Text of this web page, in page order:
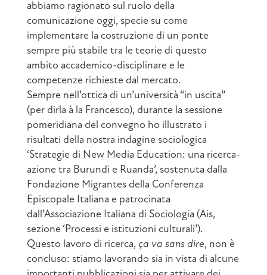
abbiamo ragionato sul ruolo della
comunicazione oggi, specie su come
implementare la costruzione di un ponte
sempre più stabile tra le teorie di questo
ambito accademico-disciplinare e le
competenze richieste dal mercato.
Sempre nell’ottica di un’università “in uscita”
(per dirla à la Francesco), durante la sessione
pomeridiana del convegno ho illustrato i
risultati della nostra indagine sociologica
‘Strategie di New Media Education: una ricerca-
azione tra Burundi e Ruanda’, sostenuta dalla
Fondazione Migrantes della Conferenza
Episcopale Italiana e patrocinata
dall’Associazione Italiana di Sociologia (Ais,
sezione ‘Processi e istituzioni culturali’).
Questo lavoro di ricerca, ça va sans dire, non è
concluso: stiamo lavorando sia in vista di alcune